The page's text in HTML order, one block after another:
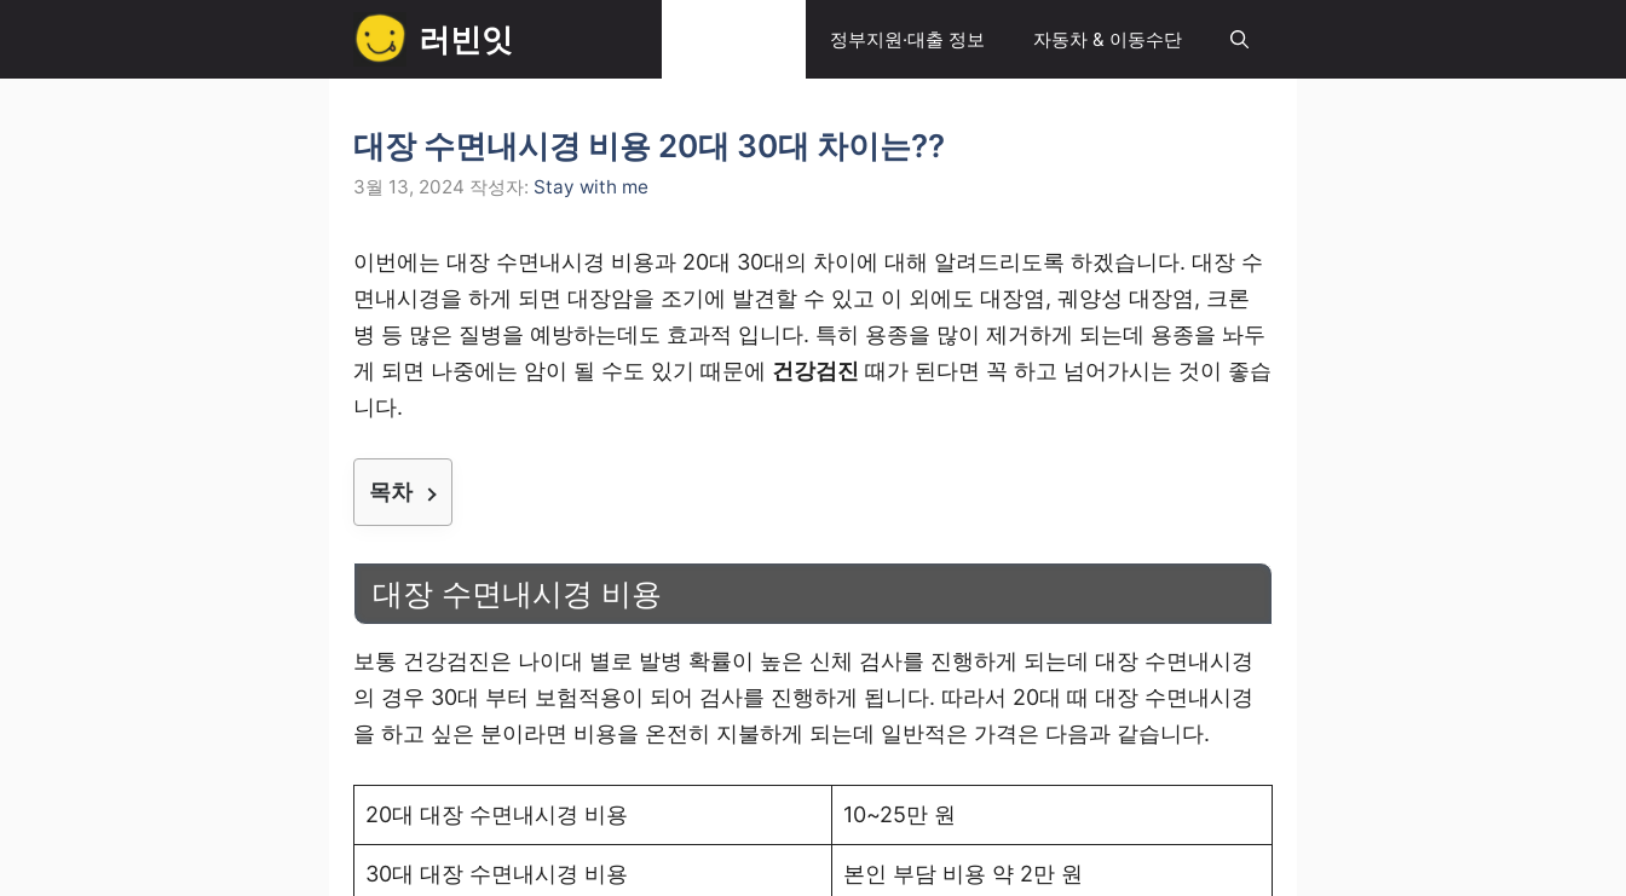
러빈잇 정부지원·대출 정보 자동차 & 이동수단
대장 수면내시경 비용 20대 30대 차이는??
3월 13, 2024 작성자: Stay with me
이번에는 대장 수면내시경 비용과 20대 30대의 차이에 대해 알려드리도록 하겠습니다. 대장 수
면내시경을 하게 되면 대장암을 조기에 발견할 수 있고 이 외에도 대장염, 궤양성 대장염, 크론
병 등 많은 질병을 예방하는데도 효과적 입니다. 특히 용종을 많이 제거하게 되는데 용종을 놔두
게 되면 나중에는 암이 될 수도 있기 때문에 건강검진 때가 된다면 꼭 하고 넘어가시는 것이 좋습
니다.
목차
대장 수면내시경 비용
보통 건강검진은 나이대 별로 발병 확률이 높은 신체 검사를 진행하게 되는데 대장 수면내시경
의 경우 30대 부터 보험적용이 되어 검사를 진행하게 됩니다. 따라서 20대 때 대장 수면내시경
을 하고 싶은 분이라면 비용을 온전히 지불하게 되는데 일반적은 가격은 다음과 같습니다.
20대 대장 수면내시경 비용 10~25만 원
30대 대장 수면내시경 비용 본인 부담 비용 약 2만 원